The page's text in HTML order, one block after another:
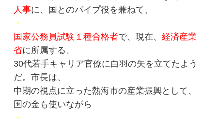
人事に、国とのパイプ役を兼ねて、
・
国家公務員試験１種合格者で、現在、経済産業
省に所属する、
30代若手キャリア官僚に白羽の矢を立てたよう
だ。市長は、
中期の視点に立った熱海市の産業振興として、
国の金も使いながら
・